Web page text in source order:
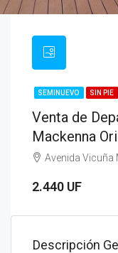
SEMINUEVO SIN PIE
Venta de
Mackenna
Avenida Vicuña
2.440 UF
Descripción